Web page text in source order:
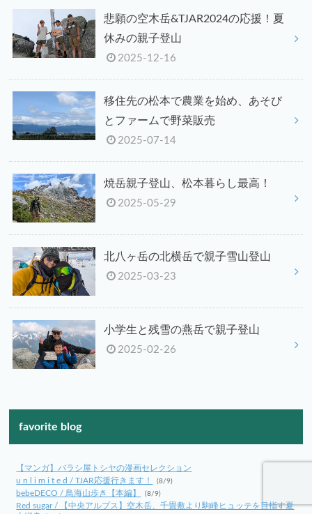
悲願の空木岳&TJAR2024の応援！夏
休みの親子登山
2025-12-16
移住先の松本で農業を始め、あそび
とファームで野菜販売
2025-07-14
焼岳親子登山、松本暮らし最高！
2025-05-29
北八ヶ岳の北横岳で親子雪山登山
2025-03-23
小学生と残雪の燕岳で親子登山
2025-02-26
favorite blog
【マンガ】バラシ屋トシヤの漫画セレクション
u n l i m i t e d / TJAR応援行きます！
(8/9)
bebeDECO / 鳥海山歩き【本編】 (8/9)
Red sugar / 【中央アルプス】空木岳、千畳敷より駒峰ヒュッテを目指す夏